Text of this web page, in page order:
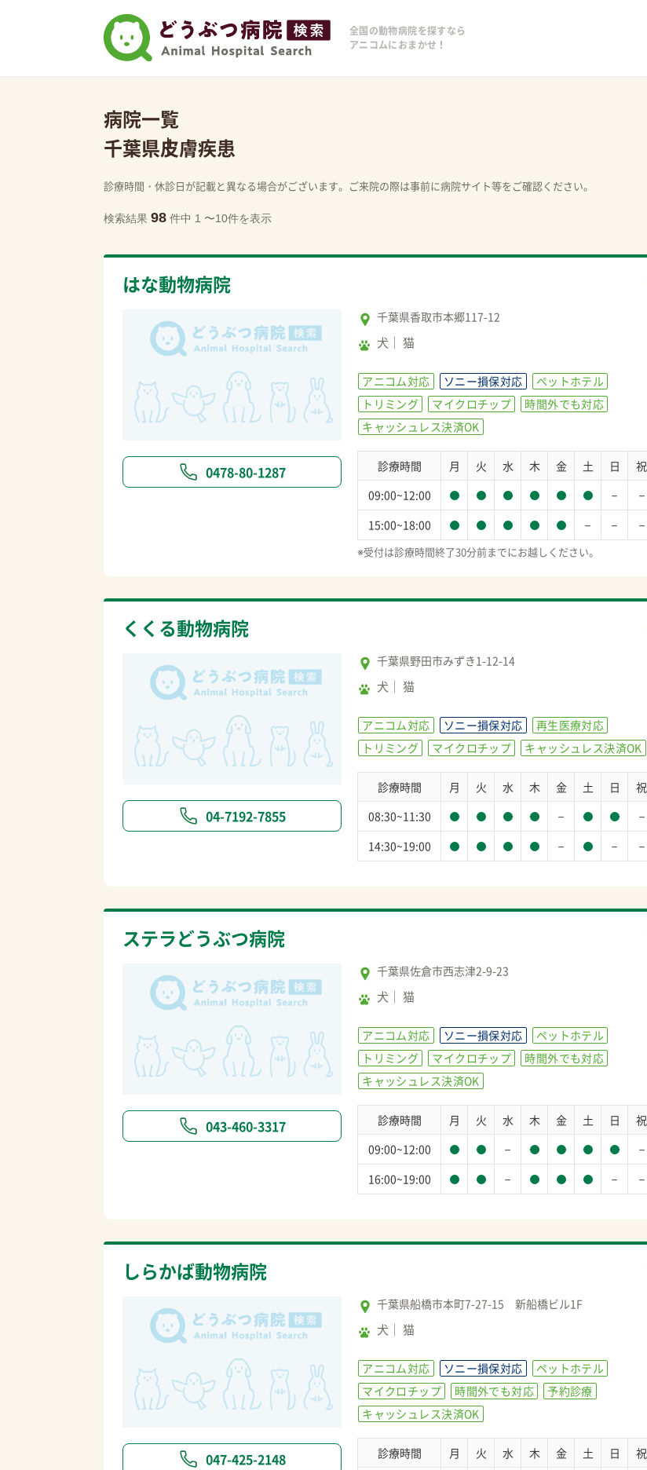
全国の動物病院を探すなら
アニコムにおまかせ！
病院一覧
千葉県皮膚疾患
診療時間・休診日が記載と異なる場合がございます。ご来院の際は事前に病院サイト等をご確認ください。
検索結果 98 件中 1 〜10件を表示
はな動物病院
0478-80-1287
千葉県香取市本郷117-12
犬 猫
アニコム対応 ソニー損保対応
ペットホテル
トリミング
マイクロチップ
時間外でも対応
キャッシュレス決済OK
診療時間 月 火 水 木 金 土 日
祝
09:00~12:00
－ －
15:00~18:00 － － －
※受付は診療時間終了30分前までにお越しください。
くくる動物病院
04-7192-7855
千葉県野田市みずき1-12-14
犬 猫
アニコム対応 ソニー損保対応
再生医療対応
トリミング
マイクロチップ キャッシュレス決済OK
診療時間 月 火 水 木 金 土 日
祝
08:30~11:30
－ －
14:30~19:00 － － －
ステラどうぶつ病院
043-460-3317
千葉県佐倉市西志津2-9-23
犬 猫
アニコム対応 ソニー損保対応
ペットホテル
トリミング
マイクロチップ
時間外でも対応
キャッシュレス決済OK
診療時間 月 火 水 木 金 土 日
祝
09:00~12:00
－ －
16:00~19:00 － － －
しらかば動物病院
047-425-2148
千葉県船橋市本町7-27-15 新船橋ビル1F
犬 猫
アニコム対応 ソニー損保対応
ペットホテル
マイクロチップ
時間外でも対応
予約診療
キャッシュレス決済OK
診療時間 月 火 水 木 金 土 日
祝